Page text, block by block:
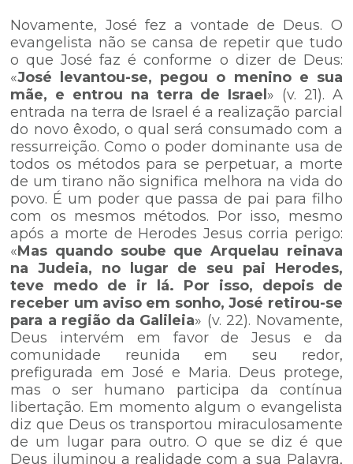
Novamente, José fez a vontade de Deus. O
evangelista não se cansa de repetir que tudo
o que José faz é conforme o dizer de Deus:
«José levantou-se, pegou o menino e sua
mãe, e entrou na terra de Israel » (v. 21). A
entrada na terra de Israel é a realização parcial
do novo êxodo, o qual será consumado com a
ressurreição. Como o poder dominante usa de
todos os métodos para se perpetuar, a morte
de um tirano não significa melhora na vida do
povo. É um poder que passa de pai para filho
com os mesmos métodos. Por isso, mesmo
após a morte de Herodes Jesus corria perigo:
«Mas quando soube que Arquelau reinava
na Judeia, no lugar de seu pai Herodes,
teve medo de ir lá. Por isso, depois de
receber um aviso em sonho, José retirou-se
para a região da Galileia» (v. 22). Novamente,
Deus intervém em favor de Jesus e da
comunidade reunida em seu redor,
prefigurada em José e Maria. Deus protege,
mas o ser humano participa da contínua
libertação. Em momento algum o evangelista
diz que Deus os transportou miraculosamente
de um lugar para outro. O que se diz é que
Deus iluminou a realidade com a sua Palavra,